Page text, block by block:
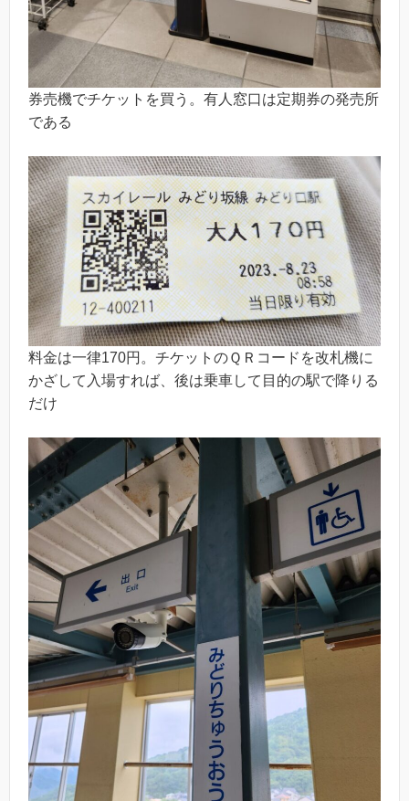
券売機でチケットを買う。有人窓口は定期券の発売所
である
料金は一律170円。チケットのＱＲコードを改札機に
かざして入場すれば、後は乗車して目的の駅で降りる
だけ